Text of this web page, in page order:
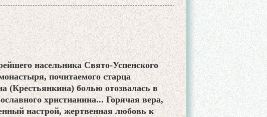
насельника Свято-Успенского
почитаемого старца
(Крестьянкина) болью отозвалась в
христианина... Горячая вера,
настрой, жертвенная любовь к